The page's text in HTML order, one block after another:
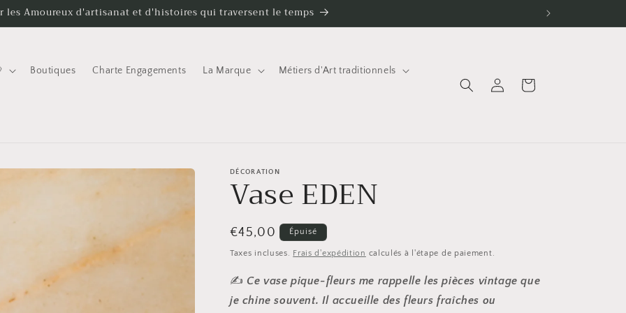
les Amoureux d'artisanat et d'histoires qui traversent le temps
Boutiques Charte Engagements La Marque Métiers d'Art traditionnels
Connexion Panier
DÉCORATION
Vase EDEN
Prix
habituel
€45,00 Épuisé
Taxes incluses. Frais d'expédition calculés à l'étape de paiement.
✍️ Ce vase pique-fleurs me rappelle les pièces vintage que
je chine souvent. Il accueille des fleurs fraîches ou